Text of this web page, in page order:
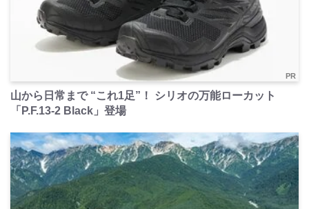
PR
山から日常まで “これ1足”！ シリオの万能ローカット
「P.F.13-2 Black」登場